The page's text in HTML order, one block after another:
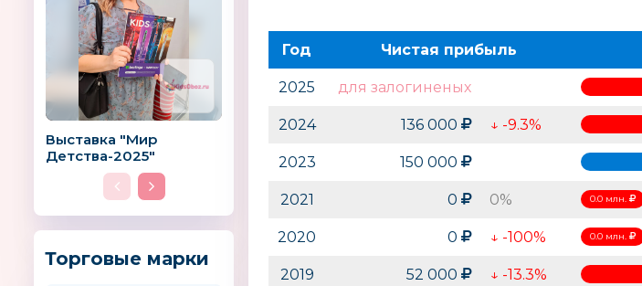
Выставка "Мир
Детства-2025"
Торговые марки
Год Чистая прибыль
2025 для залогиненых
2024 136 000 ↓ -9.3%
2023 150 000
2021 0 0% 0.0 млн.
2020 0 ↓ -100% 0.0 млн.
2019 52 000 ↓ -13.3%